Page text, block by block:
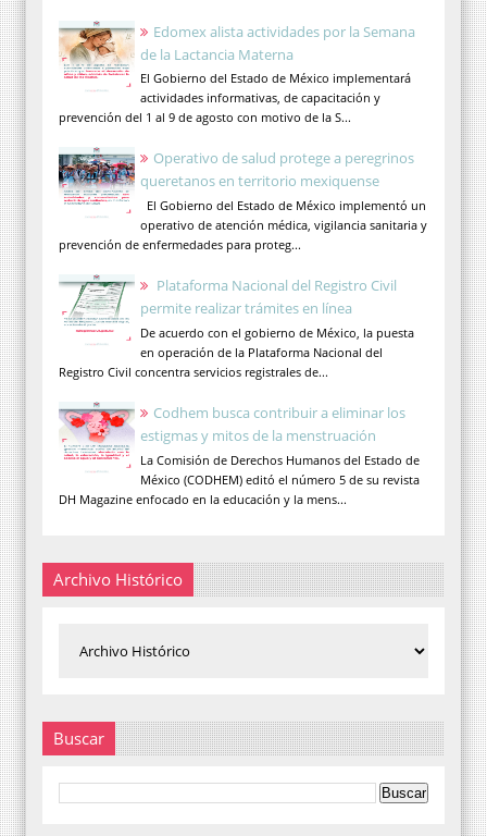
Edomex alista actividades por la Semana
de la Lactancia Materna
El Gobierno del Estado de México implementará
actividades informativas, de capacitación y
prevención del 1 al 9 de agosto con motivo de la S...
Operativo de salud protege a peregrinos
queretanos en territorio mexiquense
El Gobierno del Estado de México implementó un
operativo de atención médica, vigilancia sanitaria y
prevención de enfermedades para proteg...
Plataforma Nacional del Registro Civil
permite realizar trámites en línea
De acuerdo con el gobierno de México, la puesta
en operación de la Plataforma Nacional del
Registro Civil concentra servicios registrales de...
Codhem busca contribuir a eliminar los
estigmas y mitos de la menstruación
La Comisión de Derechos Humanos del Estado de
México (CODHEM) editó el número 5 de su revista
DH Magazine enfocado en la educación y la mens...
Archivo Histórico
Buscar